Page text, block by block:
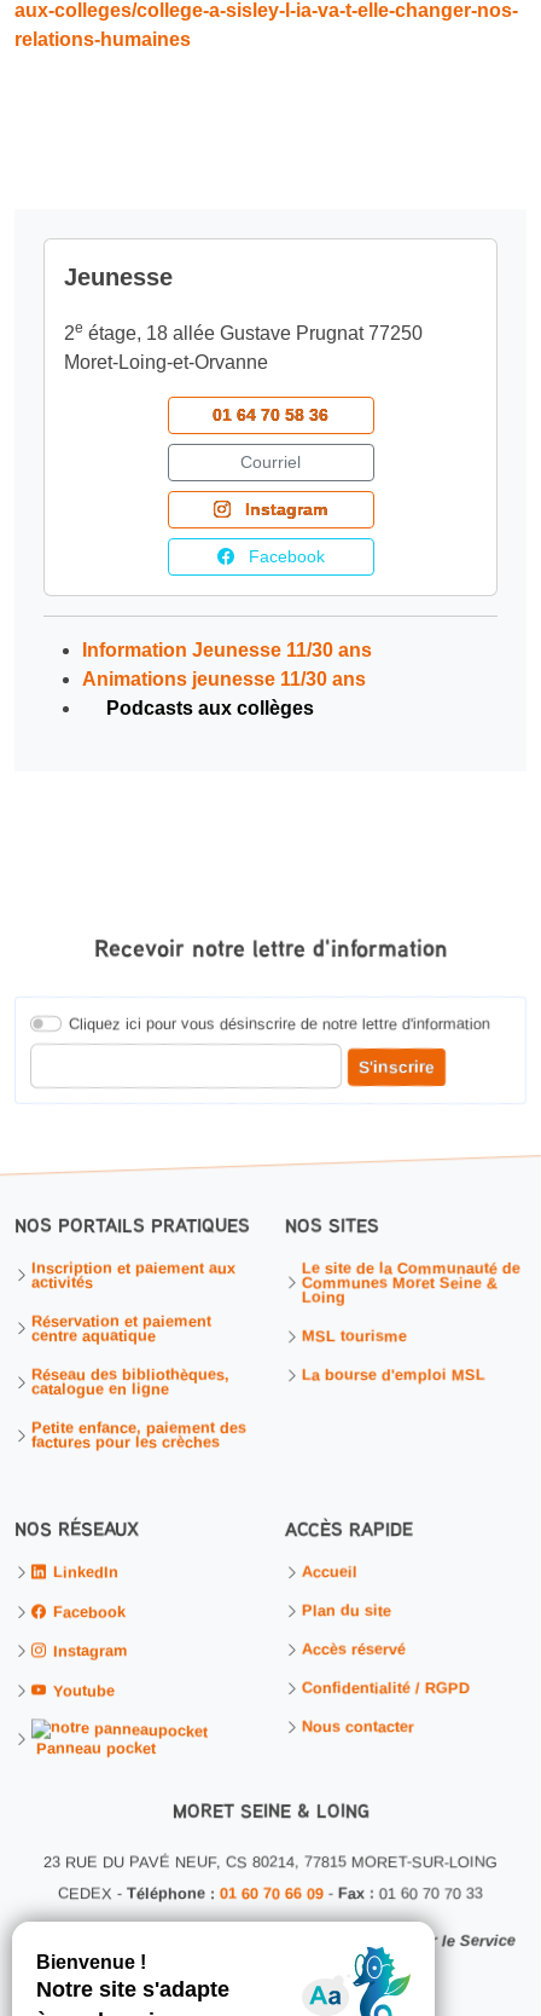
Jeunesse
2e étage, 18 allée Gustave Prugnat 77250
Moret-Loing-et-Orvanne
01 64 70 58 36
Courriel
Instagram
Facebook
Information Jeunesse 11/30 ans
Animations jeunesse 11/30 ans
Podcasts aux collèges
aux-colleges/college-a-sisley-l-ia-va-t-elle-changer-nos-
relations-humaines
Recevoir notre lettre d'information
Cliquez ici pour vous désinscrire de notre lettre d'information
Entrer votre adresse courriel pour recevoir notre lettre d'information
S'inscrire
NOS PORTAILS PRATIQUES
Inscription et paiement aux
activités
Réservation et paiement
centre aquatique
Réseau des bibliothèques,
catalogue en ligne
Petite enfance, paiement des
factures pour les crèches
NOS SITES
Le site de la Communauté de
Communes Moret Seine &
Loing
MSL tourisme
La bourse d'emploi MSL
NOS RÉSEAUX
LinkedIn
Facebook
Instagram
Youtube
Panneau pocket
ACCÈS RAPIDE
Accueil
Plan du site
Accès réservé
Confidentialité / RGPD
Nous contacter
MORET SEINE & LOING
23 RUE DU PAVÉ NEUF, CS 80214, 77815 MORET-SUR-LOING
CEDEX - Téléphone : 01 60 70 66 09 - Fax : 01 60 70 70 33
Ce site internet a été conçu et développé en interne par le Service